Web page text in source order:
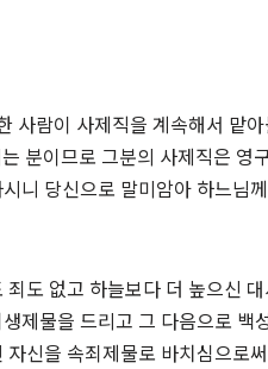
사람이 사제직을 계속해서 맡
분이므로 그분의 사제직은 영
니 당신으로 말미암아 하느님
도 없고 하늘보다 더 높으신
제물을 드리고 그 다음으로 백
신을 속죄제물로 바치심으로